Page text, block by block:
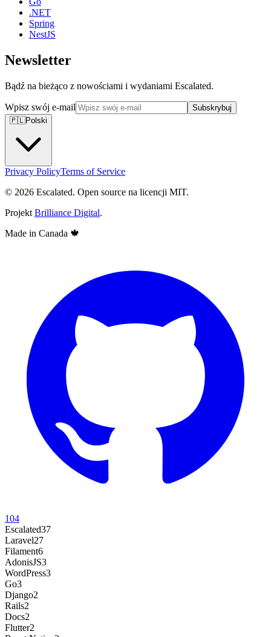
.NET
Spring
NestJS
Newsletter
Bądź na bieżąco z nowościami i wydaniami Escalated.
Wpisz swój e-mail
Subskrybuj
🇵🇱Polski
Privacy PolicyTerms of Service
© 2026 Escalated. Open source na licencji MIT.
Projekt Brilliance Digital.
Made in Canada 🍁
104
Escalated37
Laravel27
Filament6
AdonisJS3
WordPress3
Go3
Django2
Rails2
Docs2
Flutter2